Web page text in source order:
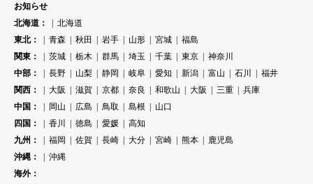
お知らせ
北海道：
北海道
東北：
青森 秋田 岩手 山形 宮城
福島
関東：
茨城 栃木 群馬 埼玉 千葉 東京
神奈川
中部：
長野 山梨 静岡 岐阜 愛知 新潟 富山 石川
福井
関西：
大阪 滋賀 京都 奈良 和歌山 大阪 三重
兵庫
中国：
岡山 広島 鳥取 島根
山口
四国：
香川 徳島 愛媛
高知
九州：
福岡 佐賀 長崎 大分 宮崎 熊本
鹿児島
沖縄：
沖縄
海外：